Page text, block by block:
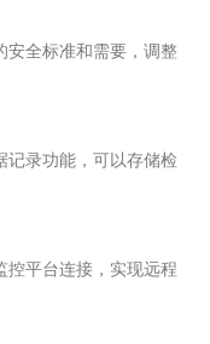
全标准和需要，调整
录功能，可以存储检
平台连接，实现远程